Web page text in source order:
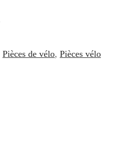
Pièces de vélo, Pièces vélo